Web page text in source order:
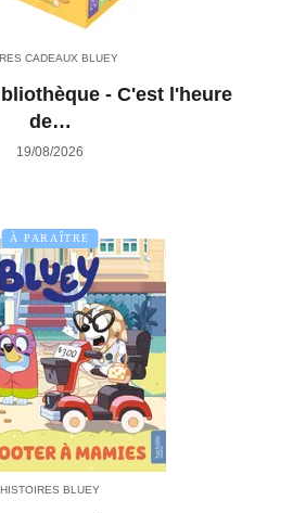
CADEAUX BLUEY
- C'est l'heure
de…
19/08/2026
À PARAÎTRE
HISTOIRES BLUEY